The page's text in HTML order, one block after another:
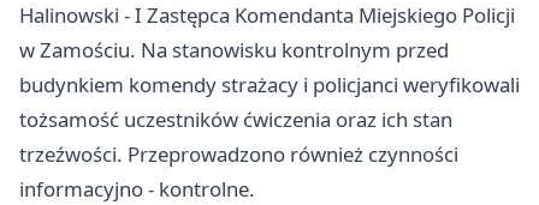
Halinowski - I Zastępca Komendanta Miejskiego Policji
w Zamościu. Na stanowisku kontrolnym przed
budynkiem komendy strażacy i policjanci weryfikowali
tożsamość uczestników ćwiczenia oraz ich stan
trzeźwości. Przeprowadzono również czynności
informacyjno - kontrolne.